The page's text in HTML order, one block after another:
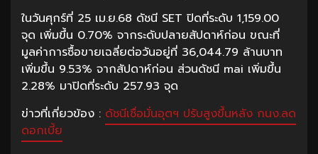
ในวันศุกร์ที่ 25 เม.ย.68 ดัชนี SET ปิดที่ระดับ 1,159.00
จุด เพิ่มขึ้น 0.70% จากระดับปลายสัปดาห์ก่อน ขณะที่
มูลค่าการซื้อขายเฉลี่ยต่อวันอยู่ที่ 36,044.79 ล้านบาท
เพิ่มขึ้น 9.53% จากสัปดาห์ก่อน ส่วนดัชนี mai เพิ่มขึ้น
2.28% มาปิดที่ระดับ 257.93 จุด
ข่าวที่เกี่ยวข้อง : ดัชนีเชื่อมั่นอุตฯ ปรับสูงขึ้นหลัง กนง.ลด
ดอกเบี้ย